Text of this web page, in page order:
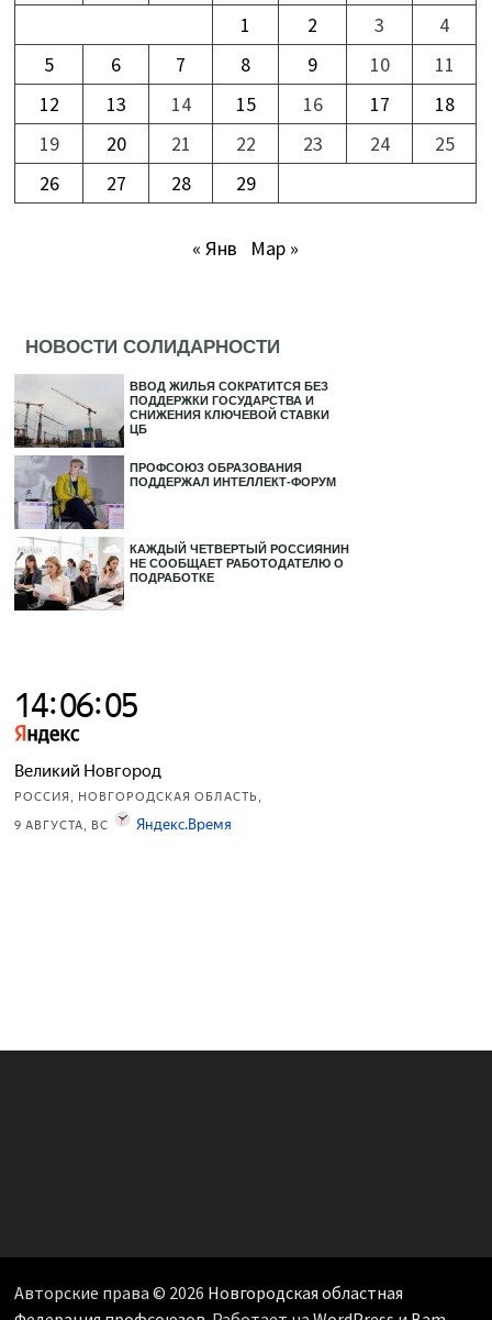
1
2 3
4
5
6 7 8 9 10
11
12
13 14 15 16 17
18
19
20 21 22 23 24
25
26
27 28 29
« Янв Мар »
НОВОСТИ СОЛИДАРНОСТИ
ВВОД ЖИЛЬЯ СОКРАТИТСЯ БЕЗ
ПОДДЕРЖКИ ГОСУДАРСТВА И
СНИЖЕНИЯ КЛЮЧЕВОЙ СТАВКИ
ЦБ
ПРОФСОЮЗ ОБРАЗОВАНИЯ
ПОДДЕРЖАЛ ИНТЕЛЛЕКТ-ФОРУМ
КАЖДЫЙ ЧЕТВЕРТЫЙ РОССИЯНИН
НЕ СООБЩАЕТ РАБОТОДАТЕЛЮ О
ПОДРАБОТКЕ
Авторские права © 2026 Новгородская областная